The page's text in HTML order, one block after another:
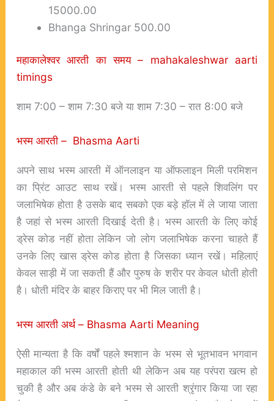
15000.00
Bhanga Shringar 500.00
महाकालेश्वर आरती का समय – mahakaleshwar aarti
timings
शाम 7:00 – शाम 7:30 बजे या शाम 7:30 – रात 8:00 बजे
भस्म आरती – Bhasma Aarti
अपने साथ भस्म आरती में ऑनलाइन या ऑफलाइन मिली परमिशन
का प्रिंट आउट साथ रखें। भस्म आरती से पहले शिवलिंग पर
जलाभिषेक होता है उसके बाद सबको एक बड़े हॉल में ले जाया जाता
है जहां से भस्म आरती दिखाई देती है। भस्म आरती के लिए कोई
ड्रेस कोड नहीं होता लेकिन जो लोग जलाभिषेक करना चाहते हैं
उनके लिए खास ड्रेस कोड होता है जिसका ध्यान रखें। महिलाएं
केवल साड़ी में जा सकती हैं और पुरुष के शरीर पर केवल धोती होती
है। धोती मंदिर के बाहर किराए पर भी मिल जाती है।
भस्म आरती अर्थ – Bhasma Aarti Meaning
ऐसी मान्यता है क‌ि वर्षों पहले श्मशान के भस्‍म से भूतभावन भगवान
महाकाल की भस्‍म आरती होती थी लेक‌िन अब यह परंपरा खत्म हो
चुकी है और अब कंडे के बने भस्‍म से आरती श्रृंगार क‌िया जा रहा